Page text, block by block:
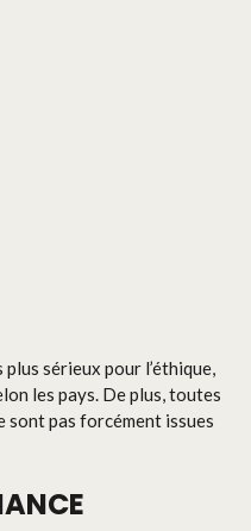
plus sérieux pour l’éthique,
les pays. De plus, toutes
sont pas forcément issues